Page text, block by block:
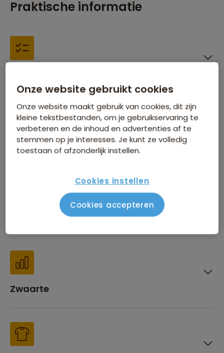
Praktische informatie
Financiën
Beste reistijd
Zwaarte
Onze website gebruikt cookies
Onze website maakt gebruik van cookies, dit zijn
kleine tekstbestanden, om je gebruikservaring te
verbeteren en de inhoud en advertenties af te
stemmen op je interesses. Je kunt ze volledig
toestaan of afzonderlijk instellen.
Cookies instellen
Cookies accepteren